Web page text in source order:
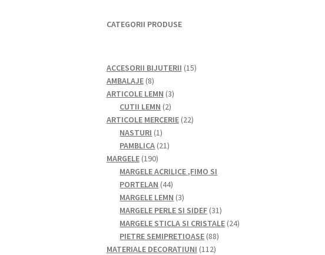
CATEGORII PRODUSE
ACCESORII BIJUTERII 1515
AMBALAJE 88
produse
ARTICOLE LEMN 33
CUTII LEMN 22
produse
ARTICOLE MERCERIE 2222
NASTURI 11
produs
PAMBLICA 2121
produse
MARGELE 190190
de
produse
MARGELE ACRILICE ,FIMO SI
PORTELAN 4444
de
produse
MARGELE LEMN 33
produse
MARGELE PERLE SI SIDEF 3131
de
MARGELE STICLA SI CRISTALE 2424
PIETRE SEMIPRETIOASE 8888
MATERIALE DECORATIUNI 112112